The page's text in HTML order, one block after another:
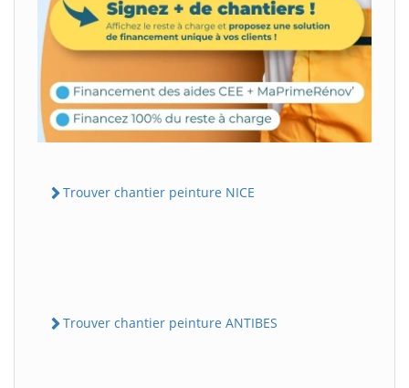
Trouver chantier peinture NICE
Trouver chantier peinture ANTIBES